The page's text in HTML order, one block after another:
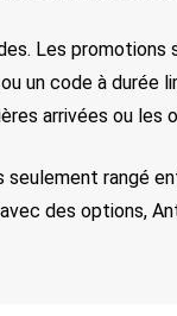
Les
un code à
arrivées ou les
rangé
des options,